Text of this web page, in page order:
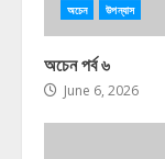
অচেন উপন্যাস
অচেন পর্ব ৬
June 6, 2026